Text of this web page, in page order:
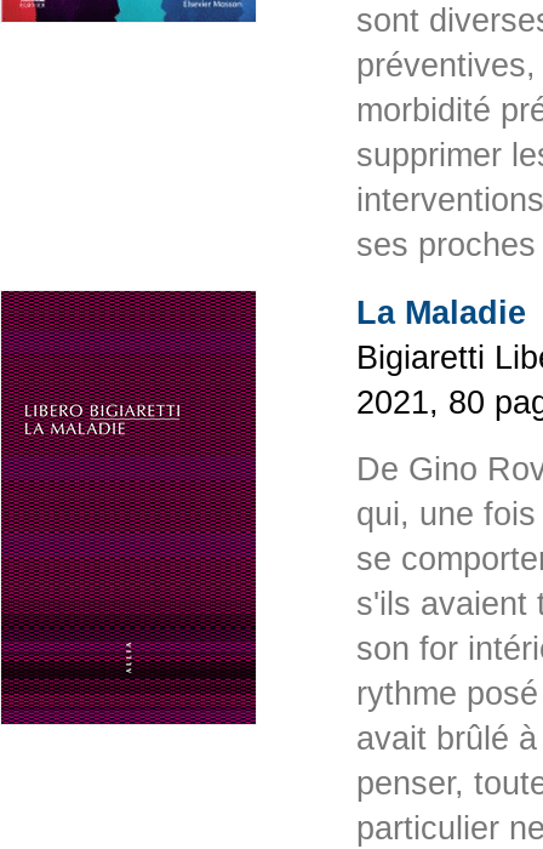
sont
morbidité
supprimer
ses
La Maladie
Bigiaretti
2021, 80
De Gino
qui, une
se
s'ils avaient
son for
rythme
avait brûlé
penser,
particulier